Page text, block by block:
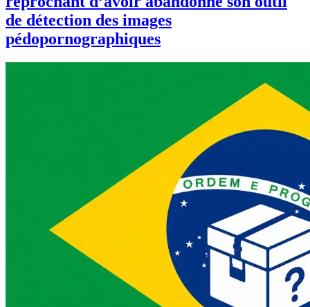
de détection des images
pédopornographiques